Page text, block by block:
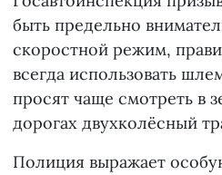
быть предельно
скоростной режим,
всегда использовать
просят чаще смотреть в
дорогах двухколёсный
Полиция выражает